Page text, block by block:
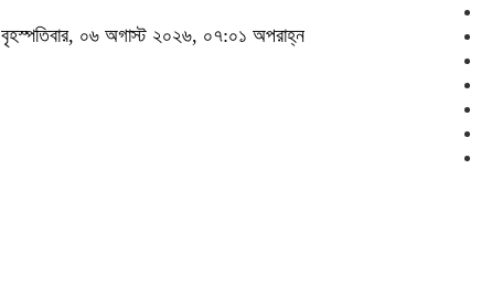
বৃহস্পতিবার, ০৬ অগাস্ট ২০২৬, ০৭:০১ অপরাহ্ন